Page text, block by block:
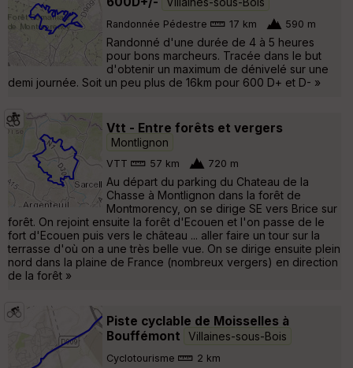
Randonnée Pédestre 17 km 590 m
Randonné d'une durée de 4 à 5 heures
pour bons marcheurs. Tracée dans le but
d'obtenir un maximum de dénivelé sur une
demi journée. Soit un peu plus de 16km pour 600 D+ et D- »
Vtt - Entre forêts et vergers
Montlignon
VTT 57 km 720 m
Au départ du parking du Chateau de la
Chasse à Montlignon dans la forêt de
Montmorency, on se dirige SE vers Brice sur
forêt. On rejoint ensuite la forêt d'Ecouen et l'on passe de le
fort d'Ecouen puis vers le château ... aller faire un tour sur la
terrasse d'où on a une très belle vue. On se dirige ensuite plein
nord dans la plaine de France (nombreux vergers) en direction
de la forêt »
Piste cyclable de Moisselles à
Bouffémont
Villaines-sous-Bois
Cyclotourisme 2 km